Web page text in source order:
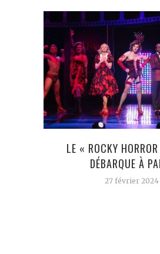
LE « ROCKY
DÉBARQUE À
27 février 2024